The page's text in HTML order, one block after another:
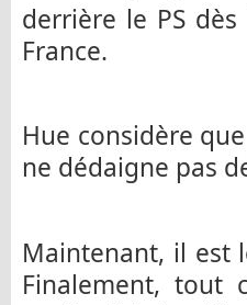
derrière le PS dès
France.
Hue considère
ne dédaigne pas
Maintenant, il est
Finalement, tout